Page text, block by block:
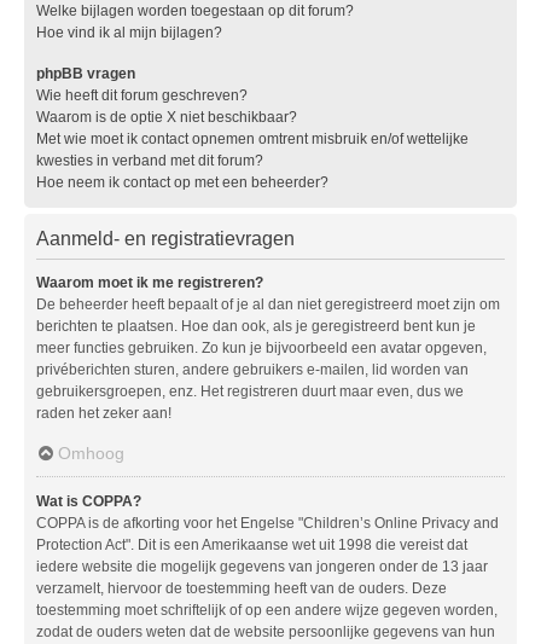
Welke bijlagen worden toegestaan op dit forum?
Hoe vind ik al mijn bijlagen?
phpBB vragen
Wie heeft dit forum geschreven?
Waarom is de optie X niet beschikbaar?
Met wie moet ik contact opnemen omtrent misbruik en/of wettelijke
kwesties in verband met dit forum?
Hoe neem ik contact op met een beheerder?
Aanmeld- en registratievragen
Waarom moet ik me registreren?
De beheerder heeft bepaalt of je al dan niet geregistreerd moet zijn om
berichten te plaatsen. Hoe dan ook, als je geregistreerd bent kun je
meer functies gebruiken. Zo kun je bijvoorbeeld een avatar opgeven,
privéberichten sturen, andere gebruikers e-mailen, lid worden van
gebruikersgroepen, enz. Het registreren duurt maar even, dus we
raden het zeker aan!
Omhoog
Wat is COPPA?
COPPA is de afkorting voor het Engelse "Children’s Online Privacy and
Protection Act". Dit is een Amerikaanse wet uit 1998 die vereist dat
iedere website die mogelijk gegevens van jongeren onder de 13 jaar
verzamelt, hiervoor de toestemming heeft van de ouders. Deze
toestemming moet schriftelijk of op een andere wijze gegeven worden,
zodat de ouders weten dat de website persoonlijke gegevens van hun